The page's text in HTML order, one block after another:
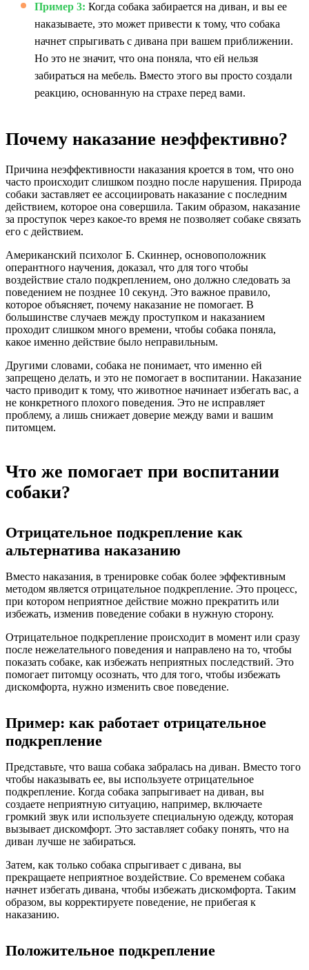
Пример 3: Когда собака забирается на диван, и вы ее
наказываете, это может привести к тому, что собака
начнет спрыгивать с дивана при вашем приближении.
Но это не значит, что она поняла, что ей нельзя
забираться на мебель. Вместо этого вы просто создали
реакцию, основанную на страхе перед вами.
Почему наказание неэффективно?
Причина неэффективности наказания кроется в том, что оно
часто происходит слишком поздно после нарушения. Природа
собаки заставляет ее ассоциировать наказание с последним
действием, которое она совершила. Таким образом, наказание
за проступок через какое-то время не позволяет собаке связать
его с действием.
Американский психолог Б. Скиннер, основоположник
оперантного научения, доказал, что для того чтобы
воздействие стало подкреплением, оно должно следовать за
поведением не позднее 10 секунд. Это важное правило,
которое объясняет, почему наказание не помогает. В
большинстве случаев между проступком и наказанием
проходит слишком много времени, чтобы собака поняла,
какое именно действие было неправильным.
Другими словами, собака не понимает, что именно ей
запрещено делать, и это не помогает в воспитании. Наказание
часто приводит к тому, что животное начинает избегать вас, а
не конкретного плохого поведения. Это не исправляет
проблему, а лишь снижает доверие между вами и вашим
питомцем.
Что же помогает при воспитании
собаки?
Отрицательное подкрепление как
альтернатива наказанию
Вместо наказания, в тренировке собак более эффективным
методом является отрицательное подкрепление. Это процесс,
при котором неприятное действие можно прекратить или
избежать, изменив поведение собаки в нужную сторону.
Отрицательное подкрепление происходит в момент или сразу
после нежелательного поведения и направлено на то, чтобы
показать собаке, как избежать неприятных последствий. Это
помогает питомцу осознать, что для того, чтобы избежать
дискомфорта, нужно изменить свое поведение.
Пример: как работает отрицательное
подкрепление
Представьте, что ваша собака забралась на диван. Вместо того
чтобы наказывать ее, вы используете отрицательное
подкрепление. Когда собака запрыгивает на диван, вы
создаете неприятную ситуацию, например, включаете
громкий звук или используете специальную одежду, которая
вызывает дискомфорт. Это заставляет собаку понять, что на
диван лучше не забираться.
Затем, как только собака спрыгивает с дивана, вы
прекращаете неприятное воздействие. Со временем собака
начнет избегать дивана, чтобы избежать дискомфорта. Таким
образом, вы корректируете поведение, не прибегая к
наказанию.
Положительное подкрепление